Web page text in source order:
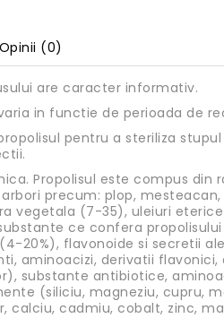
Opinii (0)
are caracter informativ.
in functie de perioada de
pentru a steriliza
Propolisul este compus din
precum: plop,
vegetala (7-35), uleiuri
ce confera
20%), flavonoide si secretii
aminoacizi, derivatii
substante antibiotice,
(siliciu, magneziu, cupru,
calciu, cadmiu, cobalt, zinc,